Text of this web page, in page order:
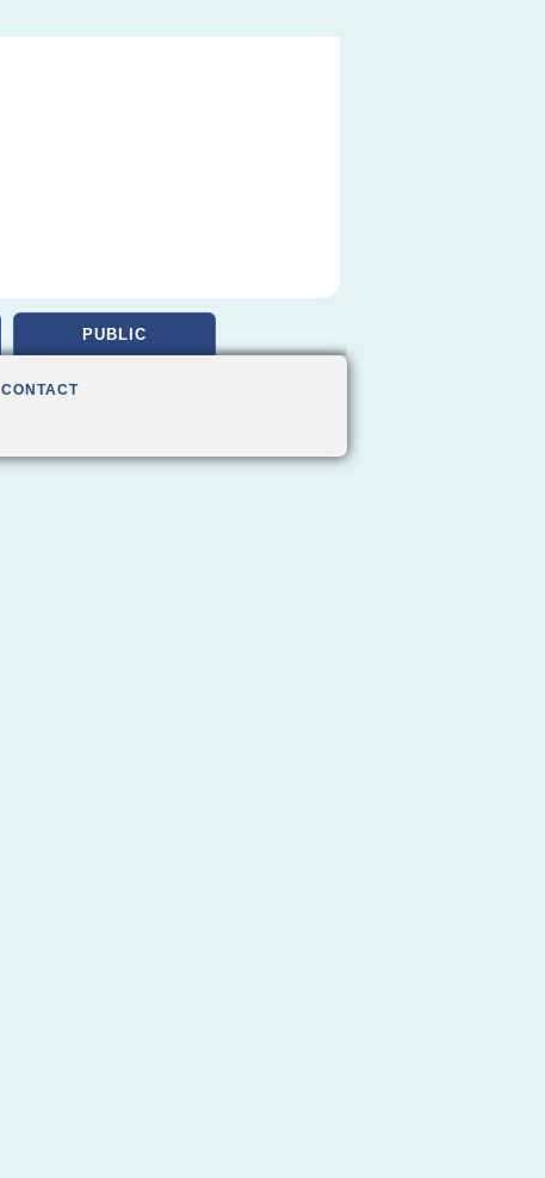
PUBLIC
CONTACT